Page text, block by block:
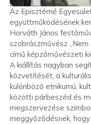
Az Episztémé
együttműködésének
Horváth János
szobrászművész
című képzőművészeti
A kiállítás nagyban
közvetítését, a
különböző etnikumú,
közötti párbeszéd és
megszervezése
meggyőződésnek,